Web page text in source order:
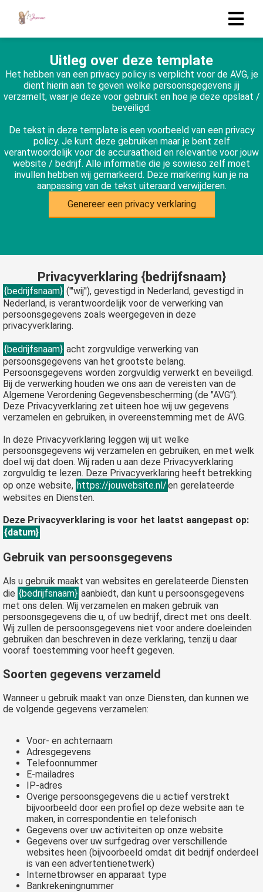
Uitleg over deze template
Het hebben van een privacy policy is verplicht voor de AVG, je
dient hierin aan te geven welke persoonsgegevens jij
verzamelt, waar je deze voor gebruikt en hoe je deze opslaat /
beveiligd.
De tekst in deze template is een voorbeeld van een privacy
policy. Je kunt deze gebruiken maar je bent zelf
verantwoordelijk voor de accuraatheid en relevantie voor jouw
website / bedrijf. Alle informatie die je sowieso zelf moet
invullen hebben wij gemarkeerd. Deze markering kun je na
aanpassing van de tekst uiteraard verwijderen.
Genereer een privacy verklaring
Privacyverklaring {bedrijfsnaam}
{bedrijfsnaam} ('''wij''), gevestigd in Nederland, gevestigd in
Nederland, is verantwoordelijk voor de verwerking van
persoonsgegevens zoals weergegeven in deze
privacyverklaring.
{bedrijfsnaam} acht zorgvuldige verwerking van
persoonsgegevens van het grootste belang.
Persoonsgegevens worden zorgvuldig verwerkt en beveiligd.
Bij de verwerking houden we ons aan de vereisten van de
Algemene Verordening Gegevensbescherming (de "AVG").
Deze Privacyverklaring zet uiteen hoe wij uw gegevens
verzamelen en gebruiken, in overeenstemming met de AVG.
In deze Privacyverklaring leggen wij uit welke
persoonsgegevens wij verzamelen en gebruiken, en met welk
doel wij dat doen. Wij raden u aan deze Privacyverklaring
zorgvuldig te lezen. Deze Privacyverklaring heeft betrekking
op onze website, https://jouwebsite.nl/en gerelateerde
websites en Diensten.
Deze Privacyverklaring is voor het laatst aangepast op:
{datum}
Gebruik van persoonsgegevens
Als u gebruik maakt van websites en gerelateerde Diensten
die {bedrijfsnaam} aanbiedt, dan kunt u persoonsgegevens
met ons delen. Wij verzamelen en maken gebruik van
persoonsgegevens die u, of uw bedrijf, direct met ons deelt.
Wij zullen de persoonsgegevens niet voor andere doeleinden
gebruiken dan beschreven in deze verklaring, tenzij u daar
vooraf toestemming voor heeft gegeven.
Soorten gegevens verzameld
Wanneer u gebruik maakt van onze Diensten, dan kunnen we
de volgende gegevens verzamelen:
Voor- en achternaam
Adresgegevens
Telefoonnummer
E-mailadres
IP-adres
Overige persoonsgegevens die u actief verstrekt
bijvoorbeeld door een profiel op deze website aan te
maken, in correspondentie en telefonisch
Gegevens over uw activiteiten op onze website
Gegevens over uw surfgedrag over verschillende
websites heen (bijvoorbeeld omdat dit bedrijf onderdeel
is van een advertentienetwerk)
Internetbrowser en apparaat type
Bankrekeningnummer